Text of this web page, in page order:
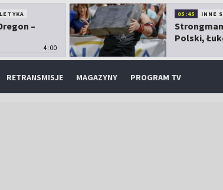
–
4:00
05:45 INNE
Polski,
RETRANSMISJE MAGAZYNY PROGRAM TV